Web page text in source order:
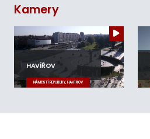
Kamery
HAVÍŘOV
NÁMĚSTÍ REPUBLIKY, HAVÍŘOV